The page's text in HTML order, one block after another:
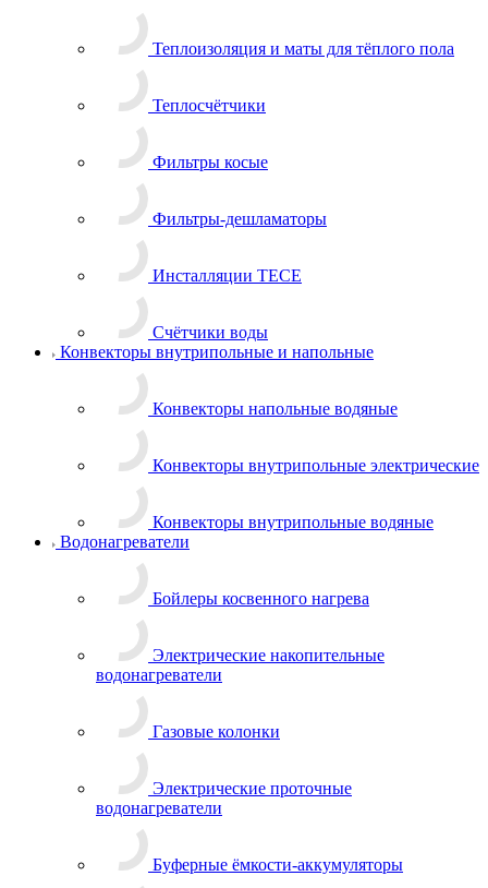
Теплоизоляция и маты для тёплого пола
Теплосчётчики
Фильтры косые
Фильтры-дешламаторы
Инсталляции TECE
Счётчики воды
Конвекторы внутрипольные и напольные
Конвекторы напольные водяные
Конвекторы внутрипольные электрические
Конвекторы внутрипольные водяные
Водонагреватели
Бойлеры косвенного нагрева
Электрические накопительные
водонагреватели
Газовые колонки
Электрические проточные
водонагреватели
Буферные ёмкости-аккумуляторы